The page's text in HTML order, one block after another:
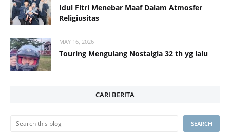
Idul Fitri Menebar Maaf Dalam Atmosfer
Religiusitas
MAY 16, 2026
Touring Mengulang Nostalgia 32 th yg lalu
CARI BERITA